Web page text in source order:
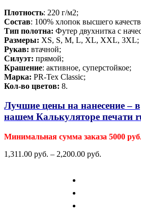
Плотность: 220 г/м2;
Состав: 100% хлопок высшего
Тип полотна: Футер двухнитка с
Размеры: XS, S, M, L, XL, XXL, 3XL;
Рукав: втачной;
Силуэт: прямой;
Крашение: активное, суперстойкое;
Марка: PR-Tex Classic;
Кол-во цветов: 8.
Лучшие цены на нанесение – в
нашем Калькуляторе печати
Минимальная сумма заказа 5000
1,311.00 руб. – 2,200.00 руб.